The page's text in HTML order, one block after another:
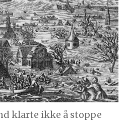
klarte ikke å stoppe